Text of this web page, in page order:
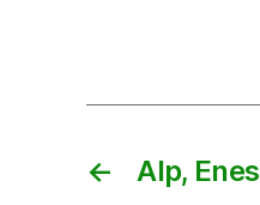
← Alp, Enes